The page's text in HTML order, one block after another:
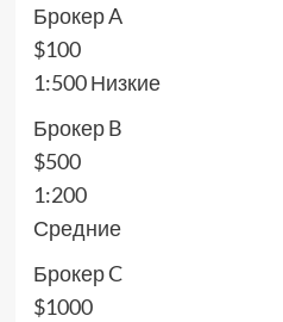
Брокер A
$100
1:500 Низкие
Брокер B
$500
1:200
Средние
Брокер C
$1000